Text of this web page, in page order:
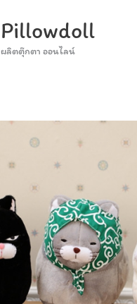
Pillowdoll
ผลิตตุ๊กตา ออนไลน์